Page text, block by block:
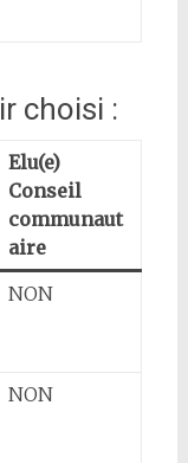
choisi :
Elu(e)
Conseil
communaut
aire
NON
NON